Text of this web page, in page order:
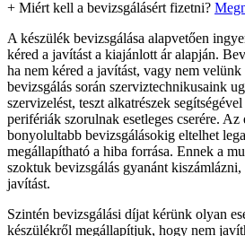
+ Miért kell a bevizsgálásért fizetni?
A készülék bevizsgálása alapvetően
kéred a javítást a kiajánlott ár alapján.
ha nem kéred a javítást, vagy nem velünk
bevizsgálás során szerviztechnikusaink
szervizelést, teszt alkatrészek
perifériák szorulnak esetleges cserére. Az
bonyolultabb bevizsgálásokig eltelhet
megállapítható a hiba forrása. Ennek a
szoktuk bevizsgálás gyanánt kiszámlázni,
javítást.
Szintén bevizsgálási díjat kérünk olyan
készülékről megállapítjuk, hogy nem